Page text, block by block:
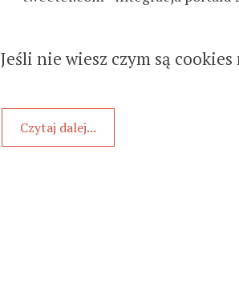
Jeśli nie wiesz czym są
Czytaj dalej...